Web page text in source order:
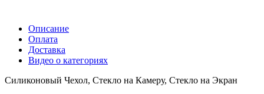
Описание
Оплата
Доставка
Видео о категориях
Силиконовый Чехол, Стекло на Камеру, Стекло на Экран